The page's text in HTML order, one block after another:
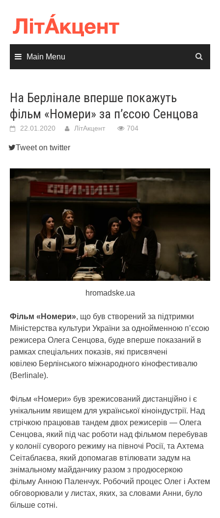
content
Main Menu
На Берлінале вперше покажуть
фільм «Номери» за п’єсою Сенцова
22.01.2020 ЛітАкцент 704
Tweet on twitter
hromadske.ua
Фільм «Номери», що був створений за підтримки
Міністерства культури України за однойменною п’єсою
режисера Олега Сенцова, буде вперше показаний в
рамках спеціальних показів, які присвячені
ювілею Берлінського міжнародного кінофестивалю
(Berlinale).
Фільм «Номери» був зрежисований дистанційно і є
унікальним явищем для української кіноіндустрії. Над
стрічкою працював тандем двох режисерів — Олега
Сенцова, який під час роботи над фільмом перебував
у колонії суворого режиму на півночі Росії, та Ахтема
Сеітаблаєва, який допомагав втілювати задум на
знімальному майданчику разом з продюсеркою
фільму Анною Паленчук. Робочий процес Олег і Ахтем
обговорювали у листах, яких, за словами Анни, було
більше сотні.